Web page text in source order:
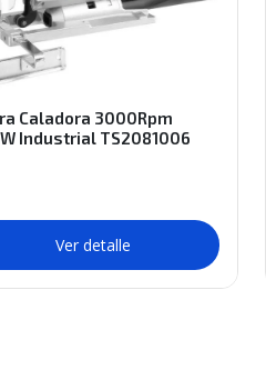
Caladora 3000Rpm
Industrial TS2081006
Ver detalle